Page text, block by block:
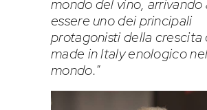
mondo del vino, arrivando
essere uno dei principali
protagonisti della crescita
made in Italy enologico nel
mondo.”